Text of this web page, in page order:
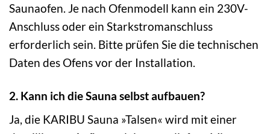
Saunaofen. Je nach Ofenmodell kann ein 230V-
Anschluss oder ein Starkstromanschluss
erforderlich sein. Bitte prüfen Sie die technischen
Daten des Ofens vor der Installation.
2. Kann ich die Sauna selbst aufbauen?
Ja, die KARIBU Sauna »Talsen« wird mit einer